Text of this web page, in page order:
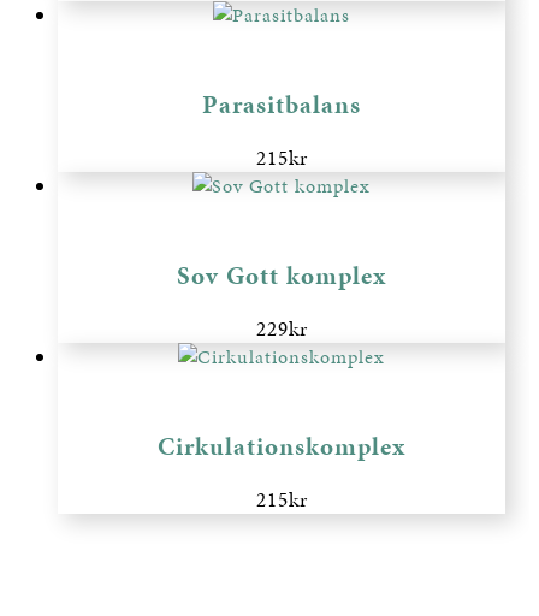
Parasitbalans
215kr
Sov Gott komplex
229kr
Cirkulationskomplex
215kr